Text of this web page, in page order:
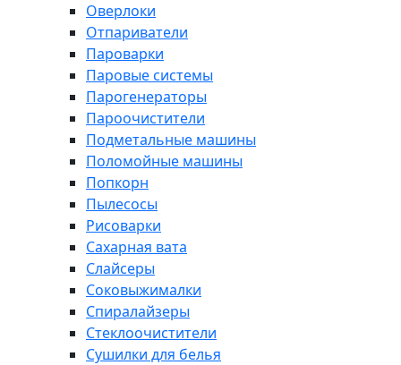
Оверлоки
Отпариватели
Пароварки
Паровые системы
Парогенераторы
Пароочистители
Подметальные машины
Поломойные машины
Попкорн
Пылесосы
Рисоварки
Сахарная вата
Слайсеры
Соковыжималки
Спиралайзеры
Стеклоочистители
Сушилки для белья